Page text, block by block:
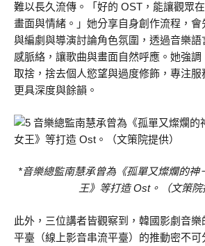
難以長久流傳。「好的 OST，能讓觀眾
畫面與情緒。」她分享自身創作流程，會
與編劇與導演討論角色氛圍，透過音樂
感脈絡，讓歌曲與畫面自然呼應。她強
取捨，捨去個人慾望與過度修飾，專注服
更具深度與餘韻。
*音樂總監南慧承曾為《孤單又燦爛的神
王》等打造 Ost。（文策院
此外，三位講者皆觀察到，韓國影劇音
平臺（線上影音串流平臺）的推動密不可